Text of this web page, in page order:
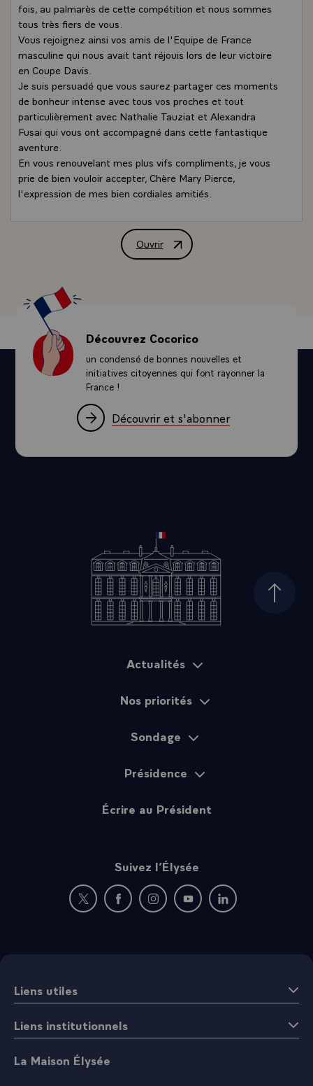
fois, au palmarès de cette compétition et nous sommes
tous très fiers de vous.
Vous rejoignez ainsi vos amis de l'Equipe de France
masculine qui nous avait tant réjouis lors de leur victoire
en Coupe Davis.
Je suis persuadé que vous saurez partager ces moments
de bonheur intense avec tous vos proches et tout
particulièrement avec Nathalie Tauziat et Alexandra
Fusai qui vous ont accompagné dans cette fantastique
aventure.
En vous renouvelant mes plus vifs compliments, je vous
prie de bien vouloir accepter, Chère Mary Pierce,
l'expression de mes bien cordiales amitiés.
Ouvrir
Message de félicitations de M.
Découvrez Cocorico
un condensé de bonnes nouvelles et
initiatives citoyennes qui font rayonner la
France !
Découvrir et s'abonner
Haut
Actualités
Nos priorités
Sondage
Présidence
Écrire au Président
Suivez l’Élysée
Nouvelle fenêtre : rejoignez-nous sur Twitter
Nouvelle fenêtre : rejoignez-nous sur
Nouvelle fenêtre : rejoignez-nous
Nouvelle fenêtre :
Nouvelle fenêtre :
Liens utiles
Liens institutionnels
La Maison Élysée